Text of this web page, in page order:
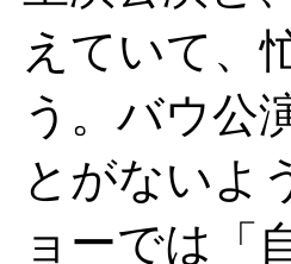
えていて、
う。バウ公
とがないよ
ョーでは「